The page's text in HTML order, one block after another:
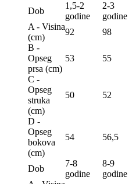
Dob
1,5-2
godine
2-3
godine
A - Visina
(сm)
92 98
B -
Opseg
prsa (сm)
53 55
C -
Opseg
struka
(сm)
50 52
D -
Opseg
bokova
(сm)
54 56,5
Dob
7-8
godine
8-9
godine